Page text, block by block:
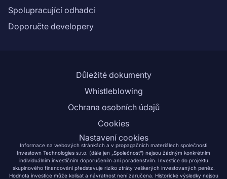
Spolupracující odhadci
Doporučte developery
Důležité dokumenty
Whistleblowing
Ochrana osobních údajů
Cookies
Nastavení cookies
Informace na webových stránkách a v propagačních materiálech společnosti
Investown Technologies s.r.o. (dále jen „Společnost“) nejsou žádným konkrétním
individuálním investičním doporučením ani poradenstvím. Investice do projektu
skupinového financování představuje riziko ztráty veškerých investovaných peněz.
Hodnota investice může kolísat a návratnost není zaručena. Historické výsledky nejsou